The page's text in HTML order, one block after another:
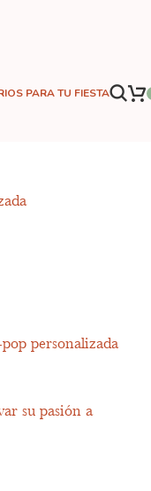
PARA TU FIESTA
personalizada
su pasión a